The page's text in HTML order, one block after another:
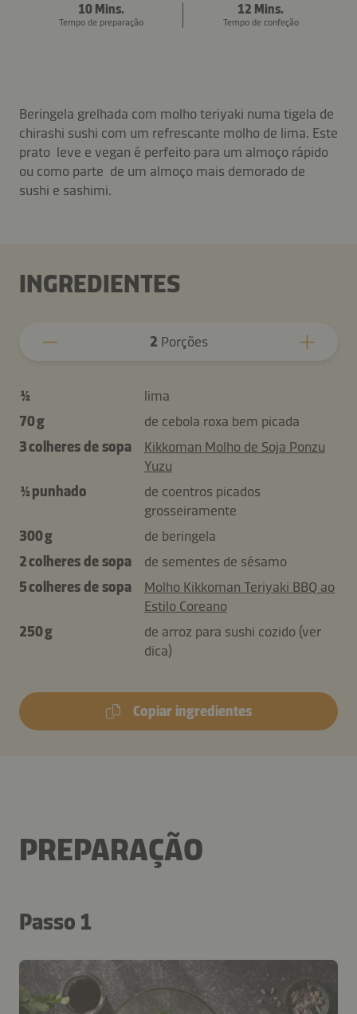
10 Mins.
Tempo de preparação
12 Mins.
Tempo de confeção
Beringela grelhada com molho teriyaki numa tigela de
chirashi sushi com um refrescante molho de lima. Este
prato leve e vegan é perfeito para um almoço rápido
ou como parte de um almoço mais demorado de
sushi e sashimi.
INGREDIENTES
2 Porções
½
lima
70 g
de cebola roxa bem picada
3 colheres de sopa
Kikkoman Molho de Soja Ponzu
Yuzu
½ punhado
de coentros picados
grosseiramente
300 g
de beringela
2 colheres de sopa
de sementes de sésamo
5 colheres de sopa
Molho Kikkoman Teriyaki BBQ ao
Estilo Coreano
250 g
de arroz para sushi cozido (ver
dica)
Copiar ingredientes
PREPARAÇÃO
Passo 1